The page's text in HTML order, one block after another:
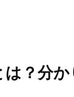
？分か